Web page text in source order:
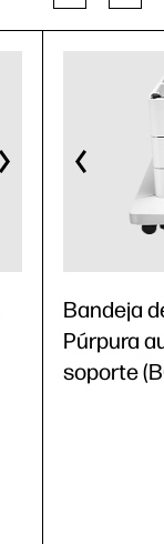
Bandeja
Púrpura
soporte